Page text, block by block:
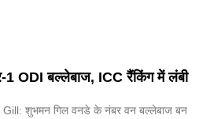
1 ODI बल्लेबाज, ICC रैंकिंग में लंबी
शुभमन गिल वनडे के नंबर वन बल्लेबाज बन